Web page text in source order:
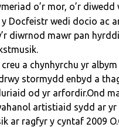
o’r mor, o’r
Docfeistr wedi docio ac
diwrnod mawr pan
a chynhyrchu yr
stormydd enbyd a
od yr arfordir.Ond
artistiaid sydd ar
ar ragfyr y cyntaf 2009